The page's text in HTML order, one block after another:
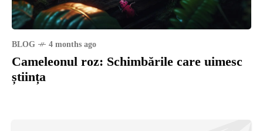
BLOG 4 months ago
Cameleonul roz: Schimbările care uimesc
știința